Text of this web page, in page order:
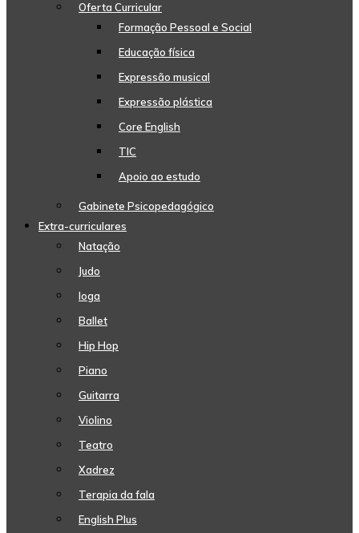
Oferta Curricular
Formação Pessoal e Social
Educação física
Expressão musical
Expressão plástica
Core English
TIC
Apoio ao estudo
Gabinete Psicopedagógico
Extra-curriculares
Natação
Judo
Ioga
Ballet
Hip Hop
Piano
Guitarra
Violino
Teatro
Xadrez
Terapia da fala
English Plus